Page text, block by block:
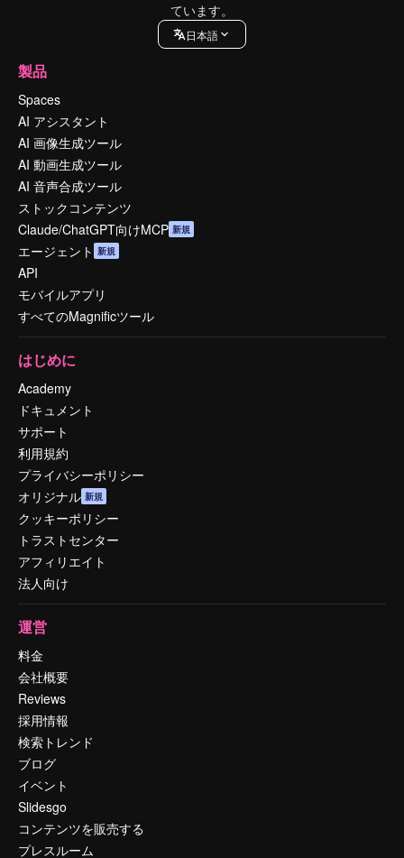
ています。
日本語
製品
Spaces
AI アシスタント
AI 画像生成ツール
AI 動画生成ツール
AI 音声合成ツール
ストックコンテンツ
Claude/ChatGPT向けMCP 新規
エージェント 新規
API
モバイルアプリ
すべてのMagnificツール
はじめに
Academy
ドキュメント
サポート
利用規約
プライバシーポリシー
オリジナル 新規
クッキーポリシー
トラストセンター
アフィリエイト
法人向け
運営
料金
会社概要
Reviews
採用情報
検索トレンド
ブログ
イベント
Slidesgo
コンテンツを販売する
プレスルーム